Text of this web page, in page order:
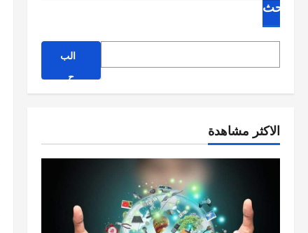
البحث
الب
ح
ث
الاكثر مشاهدة